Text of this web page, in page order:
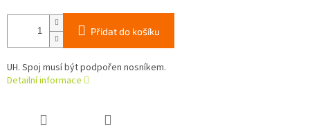
Přidat do košíku
UH. Spoj musí být podpořen nosníkem.
Detailní informace